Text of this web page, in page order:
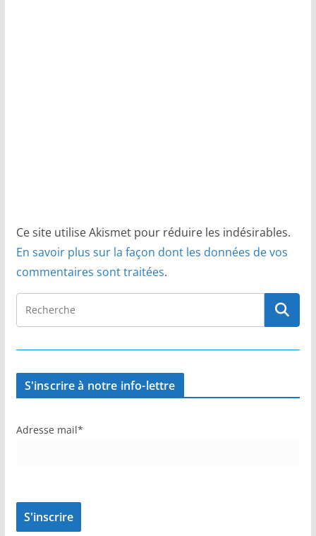
Ce site utilise Akismet pour réduire les indésirables.
En savoir plus sur la façon dont les données de vos
commentaires sont traitées.
S'inscrire à notre info-lettre
Adresse mail*